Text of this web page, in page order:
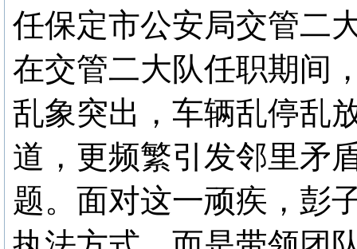
任保定市公安局交管二
在交管二大队任职期间
乱象突出，车辆乱停乱
道，更频繁引发邻里矛
题。面对这一顽疾，彭